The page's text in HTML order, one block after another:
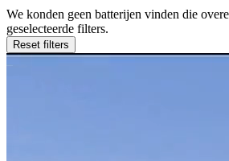
We konden geen batterijen vinden die
geselecteerde filters.
Reset filters